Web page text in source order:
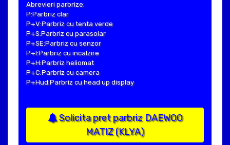
Abrevieri parbrize:
P:Parbriz clar
P+V:Parbriz cu tenta verde
P+S:Parbriz cu parasolar
P+SE:Parbriz cu senzor
P+I:Parbriz cu incalzire
P+H:Parbriz heliomat
P+C:Parbriz cu camera
P+Hud:Parbriz cu head up display
Solicita pret parbriz DAEWOO
MATIZ (KLYA)